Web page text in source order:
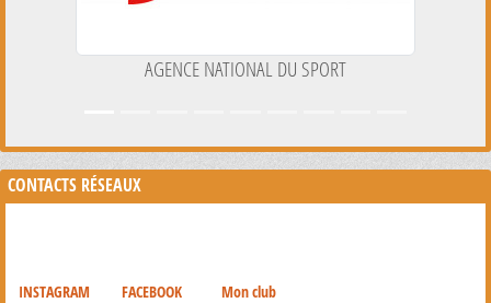
AGENCE NATIONAL DU SPORT
CONTACTS RÉSEAUX
INSTAGRAM FACEBOOK Mon club